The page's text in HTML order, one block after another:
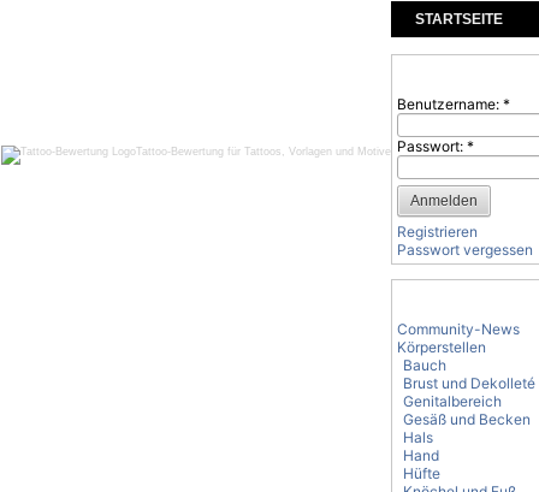
Tattoo-Bewertung für Tattoos, Vorlagen und Motive
STARTSEITE
KOMMENTARE
Benutzername: *
Passwort: *
Registrieren
Passwort vergessen
Community-News
Körperstellen
Bauch
Brust und Dekolleté
Genitalbereich
Gesäß und Becken
Hals
Hand
Hüfte